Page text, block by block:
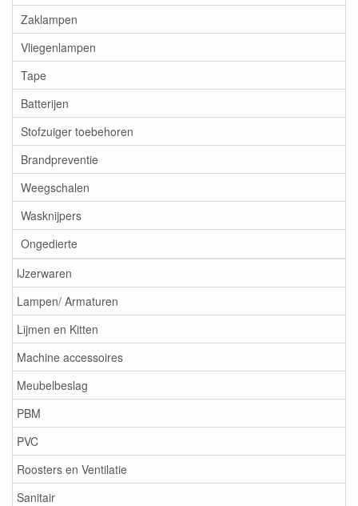
Zaklampen
Vliegenlampen
Tape
Batterijen
Stofzuiger toebehoren
Brandpreventie
Weegschalen
Wasknijpers
Ongedierte
IJzerwaren
Lampen/ Armaturen
Lijmen en Kitten
Machine accessoires
Meubelbeslag
PBM
PVC
Roosters en Ventilatie
Sanitair